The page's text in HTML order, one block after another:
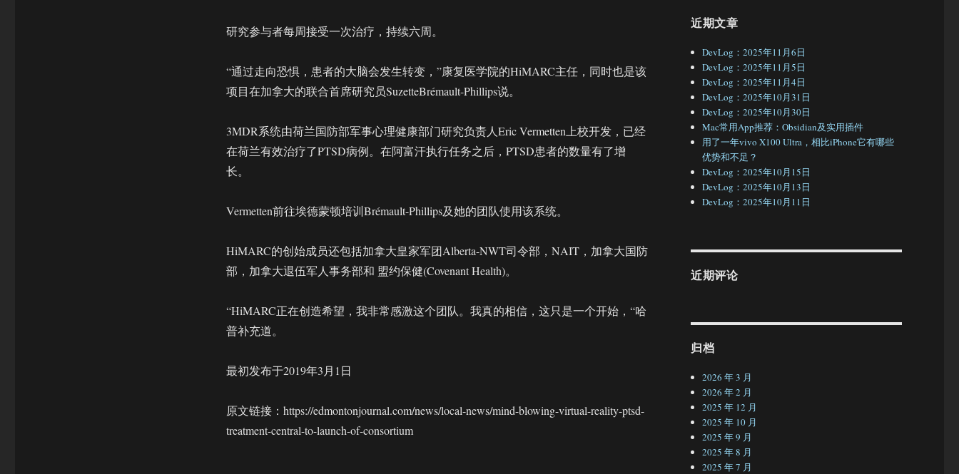
研究参与者每周接受一次治疗，持续六周。
“通过走向恐惧，患者的大脑会发生转变，”康复医学院的HiMARC主任，同时也是该
项目在加拿大的联合首席研究员SuzetteBrémault-Phillips说。
3MDR系统由荷兰国防部军事心理健康部门研究负责人Eric Vermetten上校开发，已经
在荷兰有效治疗了PTSD病例。在阿富汗执行任务之后，PTSD患者的数量有了增
长。
Vermetten前往埃德蒙顿培训Brémault-Phillips及她的团队使用该系统。
HiMARC的创始成员还包括加拿大皇家军团Alberta-NWT司令部，NAIT，加拿大国防
部，加拿大退伍军人事务部和 盟约保健(Covenant Health)。
“HiMARC正在创造希望，我非常感激这个团队。我真的相信，这只是一个开始，“哈
普补充道。
最初发布于2019年3月1日
原文链接：https://edmontonjournal.com/news/local-news/mind-blowing-virtual-reality-ptsd-
treatment-central-to-launch-of-consortium
近期文章
DevLog：2025年11月6日
DevLog：2025年11月5日
DevLog：2025年11月4日
DevLog：2025年10月31日
DevLog：2025年10月30日
Mac常用App推荐：Obsidian及实用插件
用了一年vivo X100 Ultra，相比iPhone它有哪些
优势和不足？
DevLog：2025年10月15日
DevLog：2025年10月13日
DevLog：2025年10月11日
近期评论
归档
2026 年 3 月
2026 年 2 月
2025 年 12 月
2025 年 10 月
2025 年 9 月
2025 年 8 月
2025 年 7 月